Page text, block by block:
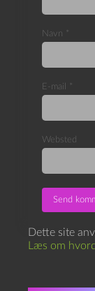
Navn *
E-mail *
Websted
Dette site
Læs om